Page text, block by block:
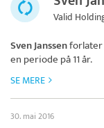
Valid
Sven Janssen
en periode på 11 år.
SE MERE
30. mai 2016